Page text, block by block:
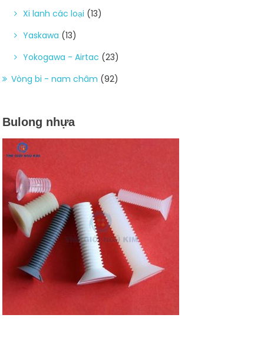
Xi lanh các loại (13)
Yaskawa (13)
Yokogawa - Airtac (23)
Vòng bi - nam châm (92)
Bulong nhựa